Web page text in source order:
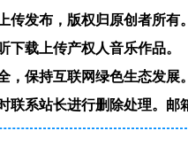
发布，版权归原创者所有。
载上传产权人音乐作品。
保持互联网绿色生态发展。
系站长进行删除处理。邮